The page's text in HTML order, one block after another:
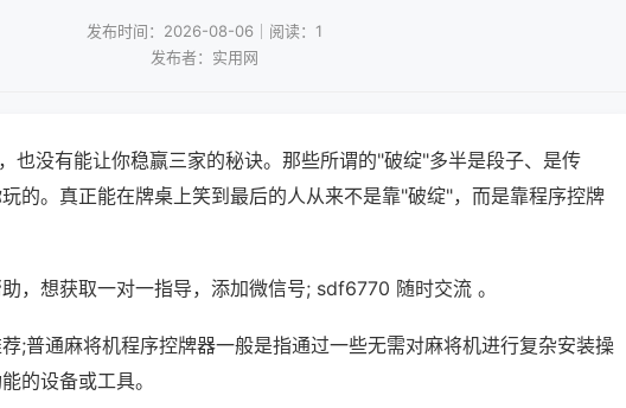
发布时间：2026-08-06｜阅读：1
发布者：实用网
也没有能让你稳赢三家的秘诀。那些所谓的"破绽"多半是段子、是传
的。真正能在牌桌上笑到最后的人从来不是靠"破绽"，而是靠程序控牌
，想获取一对一指导，添加微信号; sdf6770 随时交流 。
;普通麻将机程序控牌器一般是指通过一些无需对麻将机进行复杂安装操
的设备或工具。